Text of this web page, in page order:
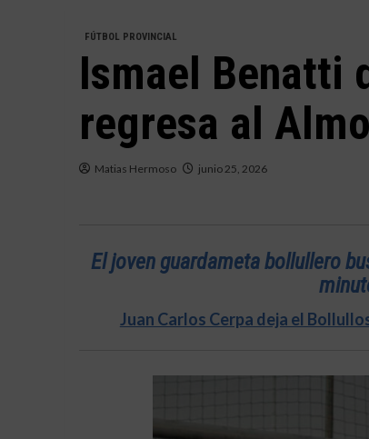
FÚTBOL PROVINCIAL
Ismael Benatti
regresa al
Matias Hermoso junio 25, 2026
El joven guardameta bollullero
Juan Carlos Cerpa deja el